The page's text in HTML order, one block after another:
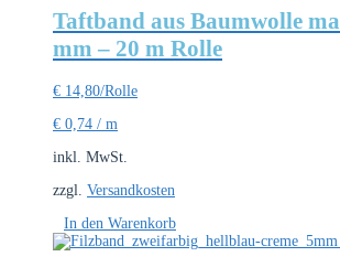
Taftband aus Baumwolle
mm – 20 m Rolle
€ 14,80/Rolle
€ 0,74 / m
inkl. MwSt.
zzgl. Versandkosten
In den Warenkorb